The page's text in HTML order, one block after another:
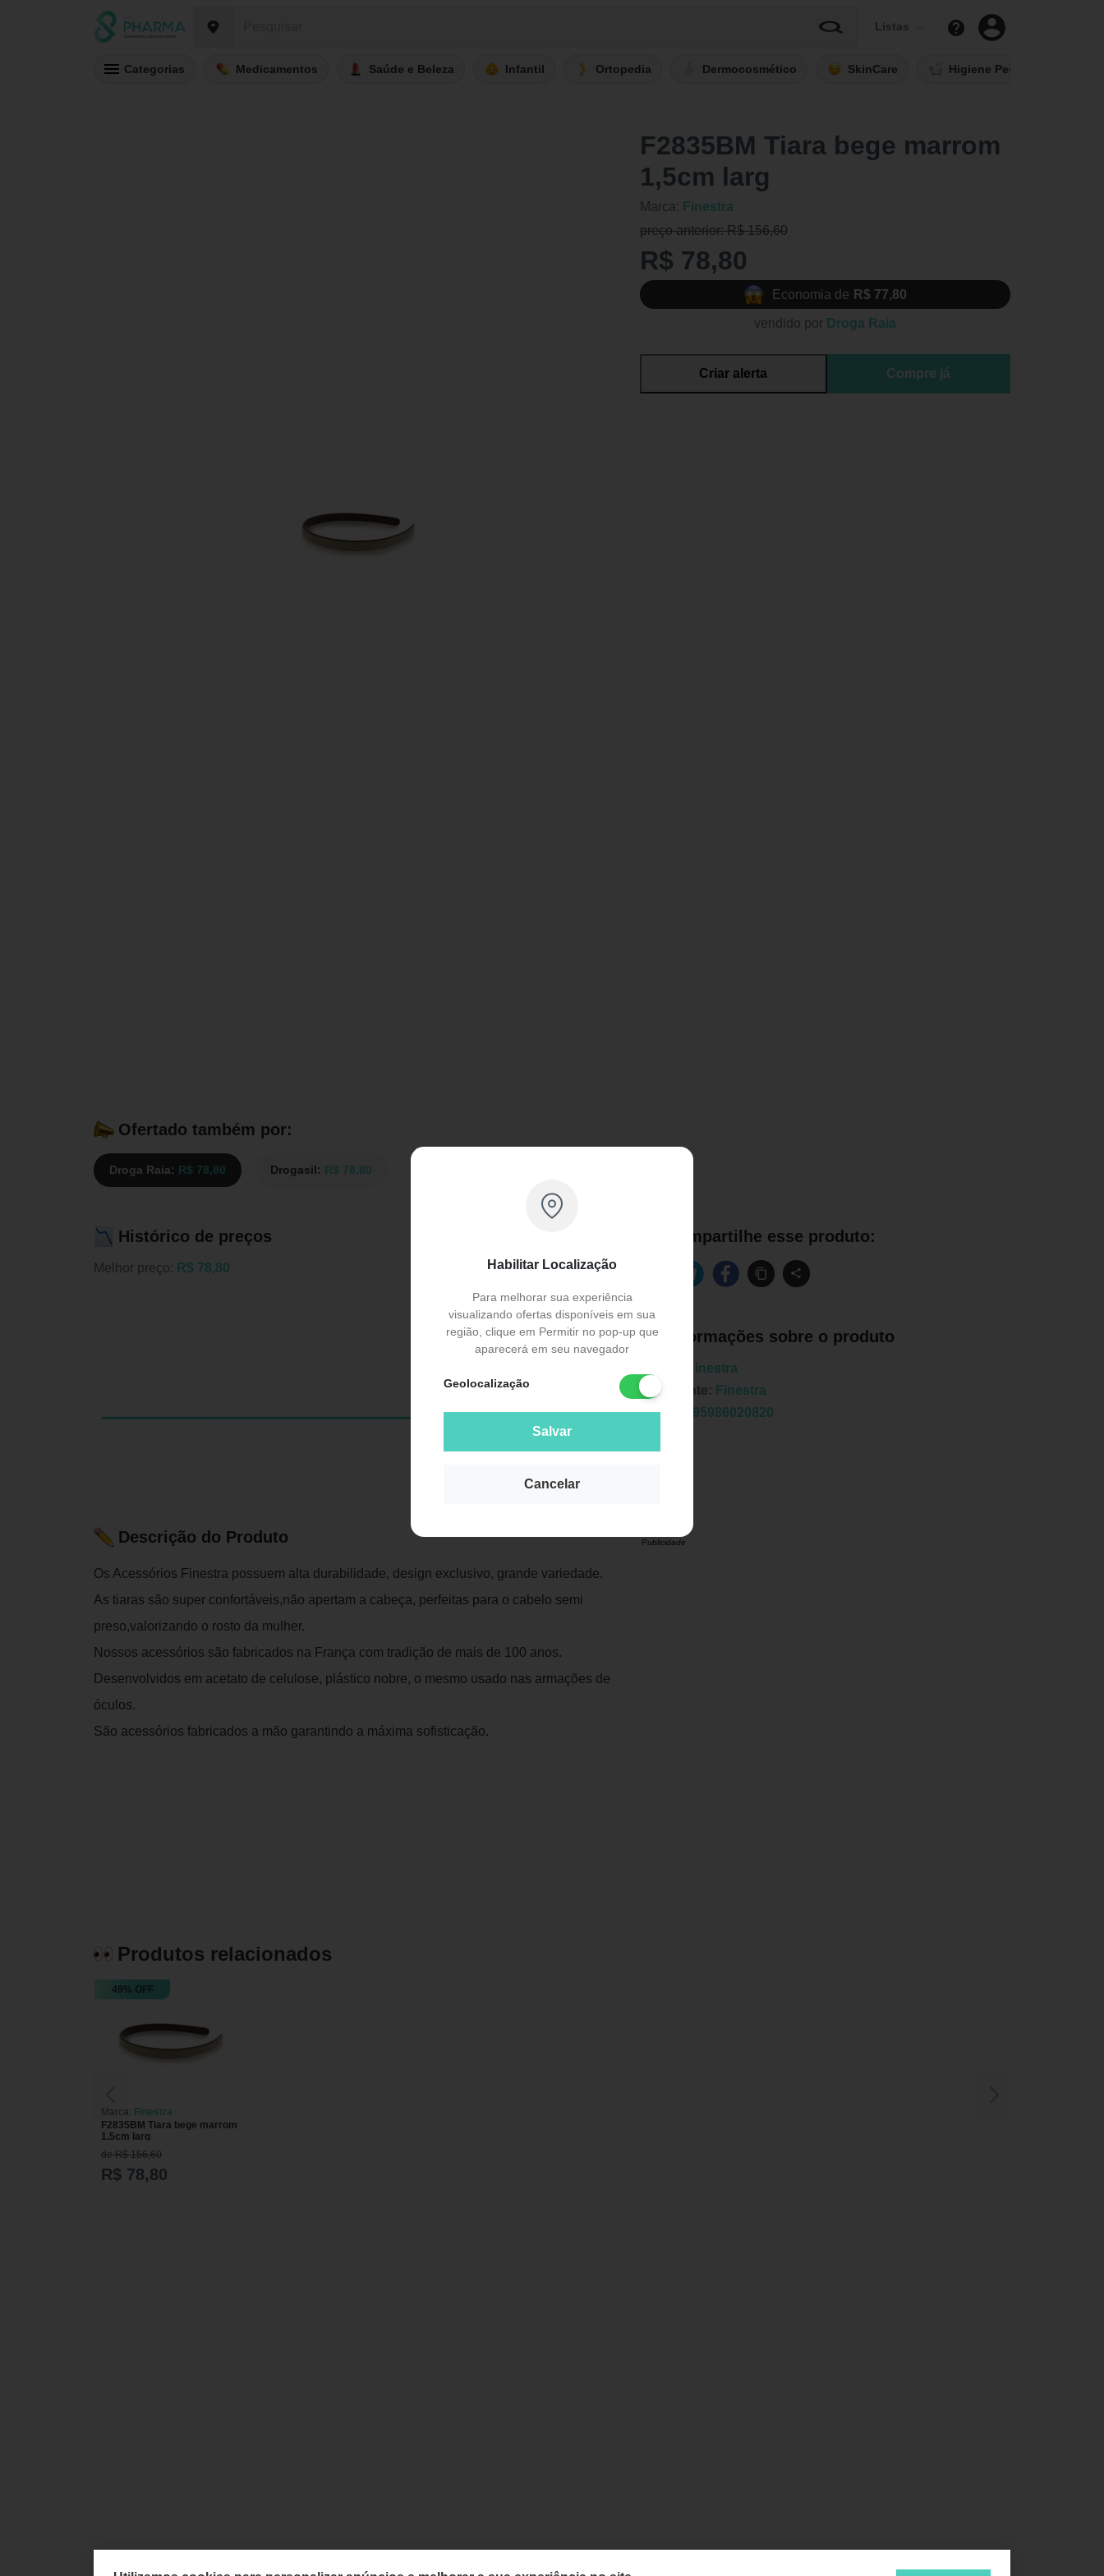
Listas
Categorias Medicamentos Saúde e Beleza Infantil Ortopedia Dermocosmético SkinCare Higiene Pessoal
Habilitar Localização
Para melhorar sua experiência
visualizando ofertas disponíveis em sua
região, clique em Permitir no pop-up que
aparecerá em seu navegador
Geolocalização
Salvar
Cancelar
F2835BM Tiara bege marrom
1,5cm larg
Marca: Finestra
preço anterior: R$ 156,60
R$ 78,80
Economia de R$ 77,80
vendido por Droga Raia
Criar alerta Compre já
Ofertado também por:
Droga Raia: R$ 78,80 Drogasil: R$ 78,80
Histórico de preços
Melhor preço: R$ 78,80
Descrição do Produto
Os Acessórios Finestra possuem alta durabilidade, design exclusivo, grande variedade.
As tiaras são super confortáveis,não apertam a cabeça, perfeitas para o cabelo semi
preso,valorizando o rosto da mulher.
Nossos acessórios são fabricados na França com tradição de mais de 100 anos.
Desenvolvidos em acetato de celulose, plástico nobre, o mesmo usado nas armações de
óculos.
São acessórios fabricados a mão garantindo a máxima sofisticação.
Compartilhe esse produto:
Informações sobre o produto
Finestra
Fabricante: Finestra
EAN:
7895986020820
Publicidade
Produtos relacionados
49% OFF
Marca: Finestra
F2835BM Tiara bege marrom
1,5cm larg
de R$ 156,60
R$ 78,80